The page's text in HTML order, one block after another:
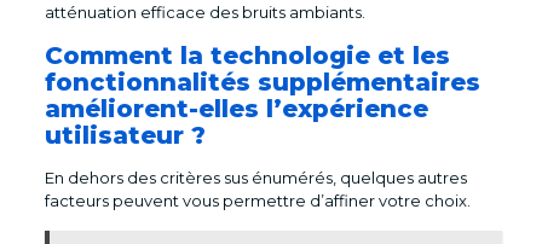
atténuation efficace des bruits ambiants.
Comment la technologie et les
fonctionnalités supplémentaires
améliorent-elles l’expérience
utilisateur ?
En dehors des critères sus énumérés, quelques autres
facteurs peuvent vous permettre d’affiner votre choix.